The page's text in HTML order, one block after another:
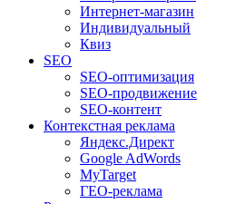
Интернет-магазин
Индивидуальный
Квиз
SEO
SEO-оптимизация
SEO-продвижение
SEO-контент
Контекстная реклама
Яндекс.Директ
Google AdWords
MyTarget
ГЕО-реклама